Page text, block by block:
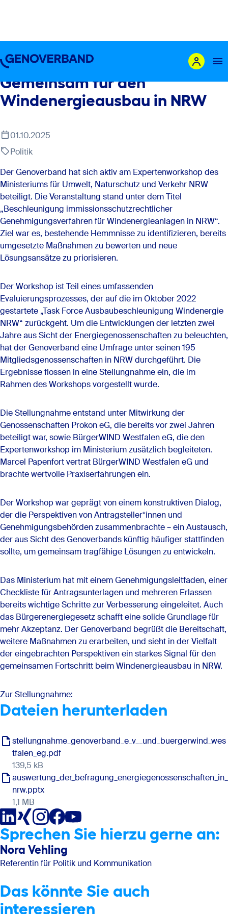
Das sind wir
Mitglieder
Karriere
Newsroom
Gemeinsam für den
Windenergieausbau in NRW
01.10.2025
Politik
Der Genoverband hat sich aktiv am Expertenworkshop des
Ministeriums für Umwelt, Naturschutz und Verkehr NRW
beteiligt. Die Veranstaltung stand unter dem Titel
„Beschleunigung immissionsschutzrechtlicher
Genehmigungsverfahren für Windenergieanlagen in NRW“.
Ziel war es, bestehende Hemmnisse zu identifizieren, bereits
umgesetzte Maßnahmen zu bewerten und neue
Lösungsansätze zu priorisieren.
Der Workshop ist Teil eines umfassenden
Evaluierungsprozesses, der auf die im Oktober 2022
gestartete „Task Force Ausbaubeschleunigung Windenergie
NRW“ zurückgeht. Um die Entwicklungen der letzten zwei
Jahre aus Sicht der Energiegenossenschaften zu beleuchten,
hat der Genoverband eine Umfrage unter seinen 195
Mitgliedsgenossenschaften in NRW durchgeführt. Die
Ergebnisse flossen in eine Stellungnahme ein, die im
Rahmen des Workshops vorgestellt wurde.
Die Stellungnahme entstand unter Mitwirkung der
Genossenschaften Prokon eG, die bereits vor zwei Jahren
beteiligt war, sowie BürgerWIND Westfalen eG, die den
Expertenworkshop im Ministerium zusätzlich begleiteten.
Marcel Papenfort vertrat BürgerWIND Westfalen eG und
brachte wertvolle Praxiserfahrungen ein.
Der Workshop war geprägt von einem konstruktiven Dialog,
der die Perspektiven von Antragsteller*innen und
Genehmigungsbehörden zusammenbrachte – ein Austausch,
der aus Sicht des Genoverbands künftig häufiger stattfinden
sollte, um gemeinsam tragfähige Lösungen zu entwickeln.
Das Ministerium hat mit einem Genehmigungsleitfaden, einer
Checkliste für Antragsunterlagen und mehreren Erlassen
bereits wichtige Schritte zur Verbesserung eingeleitet. Auch
das Bürgerenergiegesetz schafft eine solide Grundlage für
mehr Akzeptanz. Der Genoverband begrüßt die Bereitschaft,
weitere Maßnahmen zu erarbeiten, und sieht in der Vielfalt
der eingebrachten Perspektiven ein starkes Signal für den
gemeinsamen Fortschritt beim Windenergieausbau in NRW.
Zur Stellungnahme:
Dateien herunterladen
stellungnahme_genoverband_e_v__und_buergerwind_wes
tfalen_eg.pdf
139,5 kB
auswertung_der_befragung_energiegenossenschaften_in_
nrw.pptx
1,1 MB
Sprechen Sie hierzu gerne an:
Nora Vehling
Referentin für Politik und Kommunikation
Das könnte Sie auch
interessieren